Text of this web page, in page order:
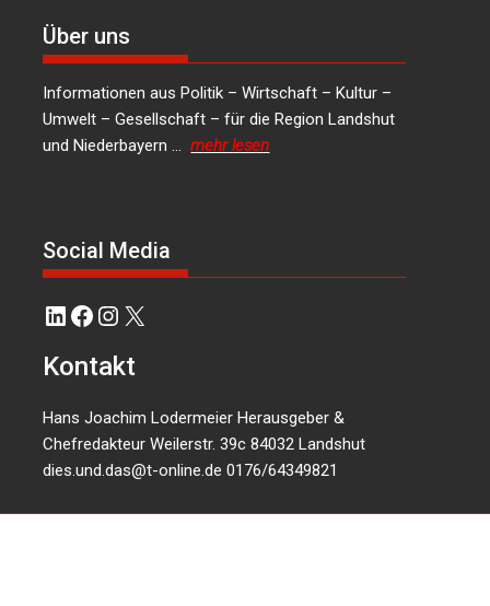
Über uns
Informationen aus Politik – Wirtschaft – Kultur –
Umwelt – Gesellschaft – für die Region Landshut
und Niederbayern …mehr lesen
Social Media
LinkedIn
Facebook
Instagram
X
Kontakt
Hans Joachim Lodermeier Herausgeber &
Chefredakteur Weilerstr. 39c 84032 Landshut
dies.und.das@t-online.de 0176/64349821